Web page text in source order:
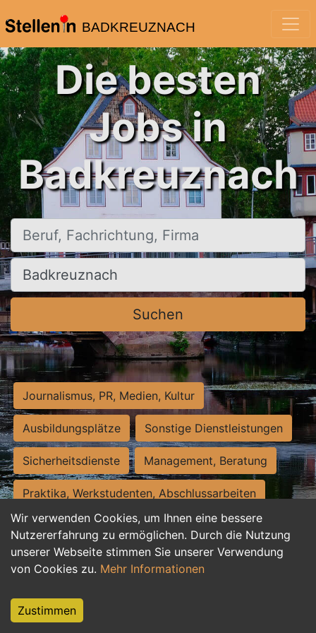
BADKREUZNACH
Wir verwenden Cookies, um Ihnen eine bessere
Nutzererfahrung zu ermöglichen. Durch die Nutzung
unserer Webseite stimmen Sie unserer Verwendung
von Cookies zu. Mehr Informationen
Zustimmen
Die besten
Jobs in
Badkreuznach
Beruf, Fachrichtung, Firma
Ort, Stadt
Suchen
Journalismus, PR, Medien, Kultur
Ausbildungsplätze Sonstige Dienstleistungen
Sicherheitsdienste Management, Beratung
Praktika, Werkstudenten, Abschlussarbeiten
Personalwesen Assistenz, Sekretariat
Hilfskräfte, Aushilfs- und Nebenjobs
Weiterbildung, Studium, duale Ausbildung